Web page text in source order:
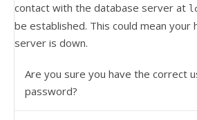
contact with the database server at
be established. This could mean your
server is down.
Are you sure you have the correct
password?